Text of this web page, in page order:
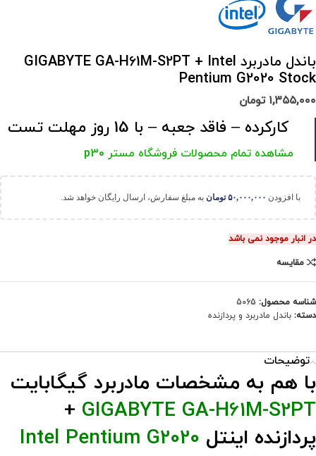
باندل مادربرد GIGABYTE GA-H61M-S2PT + Intel
Pentium G2020 Stock
۱,۳۵۵,۰۰۰ تومان
کارکرده – فاقد جعبه – با 15 روز مهلت تست
مشاهده تمام محصولات فروشگاه مستر p30
با افزودن ۵۰,۰۰۰,۰۰۰ تومان به مبلغ سفارش، ارسال رایگان خواهد شد.
در انبار موجود نمی باشد
مقایسه
شناسه محصول: 5065
دسته: باندل مادربرد و پردازنده
توضیحات
با هم به مشخصات مادربرد گیگابایت
GIGABYTE GA-H61M-S2PT
+
پردازنده اینتل Intel Pentium G2020